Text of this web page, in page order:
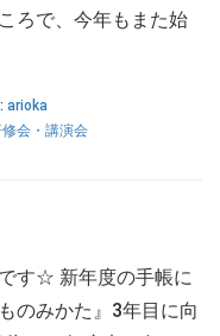
ろで、今年もまた始
arioka
会・講演会
す☆ 新年度の手帳に
のみかた』3年目に向